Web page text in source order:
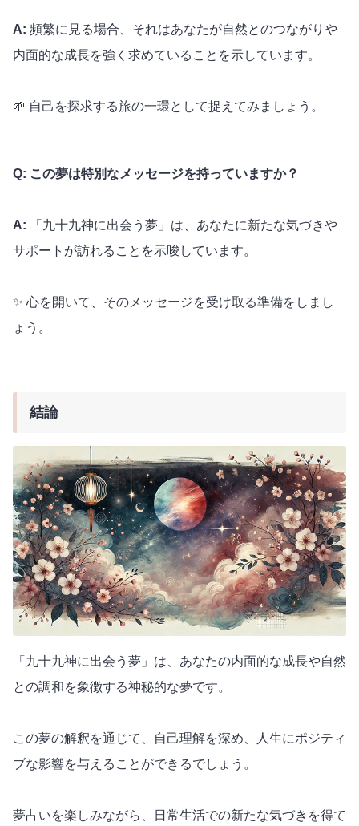
A: 頻繁に見る場合、それはあなたが自然とのつながりや
内面的な成長を強く求めていることを示しています。
🌱 自己を探求する旅の一環として捉えてみましょう。
Q: この夢は特別なメッセージを持っていますか？
A:
「九十九神に出会う夢」は、あなたに新たな気づきや
サポートが訪れることを示唆しています。
✨ 心を開いて、そのメッセージを受け取る準備をしまし
ょう。
結論
「九十九神に出会う夢」は、あなたの内面的な成長や自然
との調和を象徴する神秘的な夢です。
この夢の解釈を通じて、自己理解を深め、人生にポジティ
ブな影響を与えることができるでしょう。
夢占いを楽しみながら、日常生活での新たな気づきを得て